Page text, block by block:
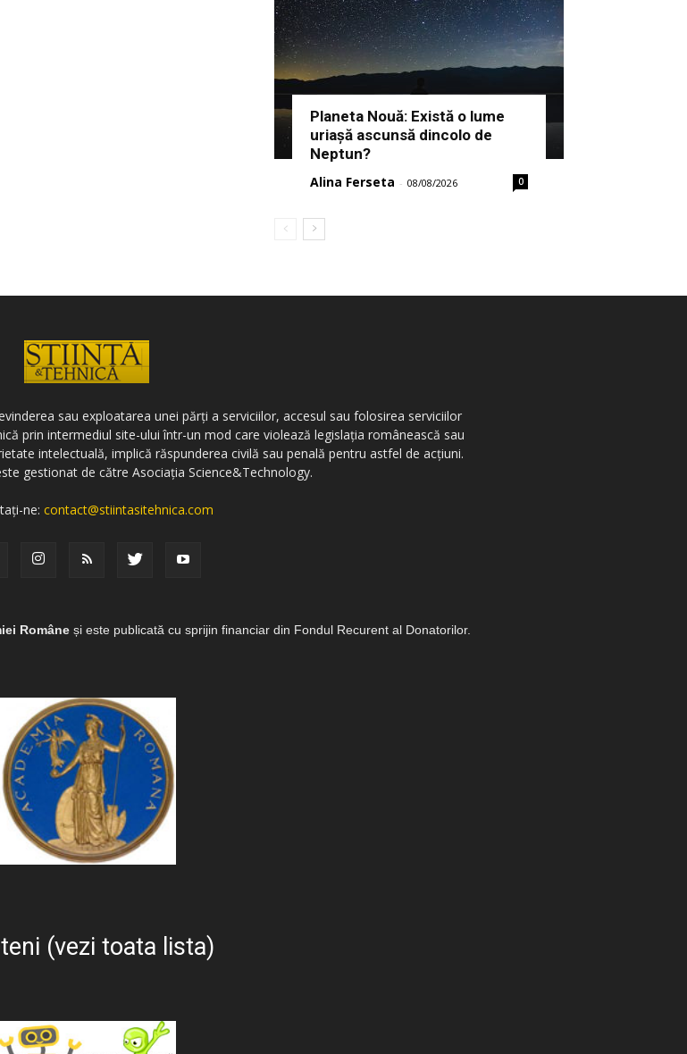
Planeta Nouă: Există o lume
uriașă ascunsă dincolo de
Neptun?
Alina Ferseta - 08/08/2026 0
sau exploatarea unei părți a serviciilor, accesul sau folosirea serviciilor
prin intermediul site-ului într-un mod care violează legislația românească sau
intelectuală, implică răspunderea civilă sau penală pentru astfel de acțiuni.
gestionat de către Asociația Science&Technology.
ne:contact@stiintasitehnica.com
Române și este publicată cu sprijin financiar din Fondul Recurent al Donatorilor.
(vezi toata lista)